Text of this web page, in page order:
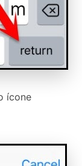
ícone